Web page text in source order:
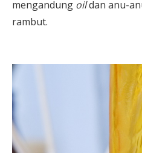
mengandung oildan anu-
rambut.